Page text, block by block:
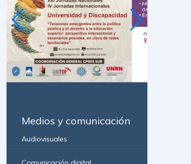
Medios y comunicación
Audiovisuales